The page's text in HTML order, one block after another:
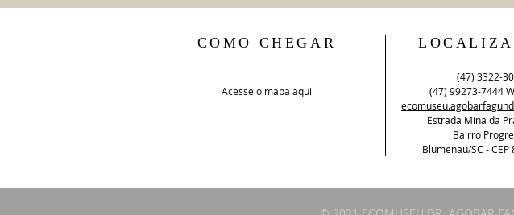
COMO CHEGAR
Acesse o mapa aqui
(47) 3322-
(47) 99273-7444
Estrada Mina da
Bairro
Blumenau/SC - CEP